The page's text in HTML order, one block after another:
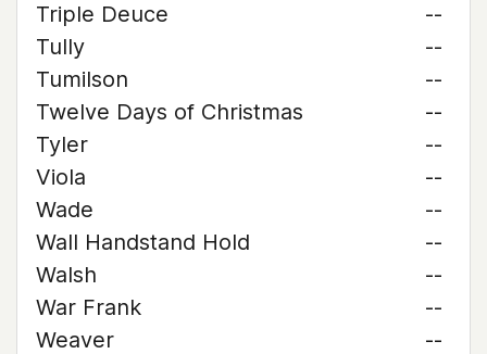
Triple Deuce
--
Tully
--
Tumilson
--
Twelve Days of Christmas
--
Tyler
--
Viola
--
Wade
--
Wall Handstand Hold
--
Walsh
--
War Frank
--
Weaver
--